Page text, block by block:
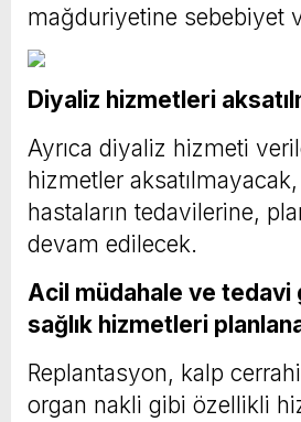
mağduriyetine sebebiyet
Diyaliz hizmetleri
Ayrıca diyaliz hizmeti
hizmetler
hastaların tedavilerine,
devam edilecek.
Acil müdahale ve
sağlık hizmetleri
Replantasyon, kalp
organ nakli gibi özellikli